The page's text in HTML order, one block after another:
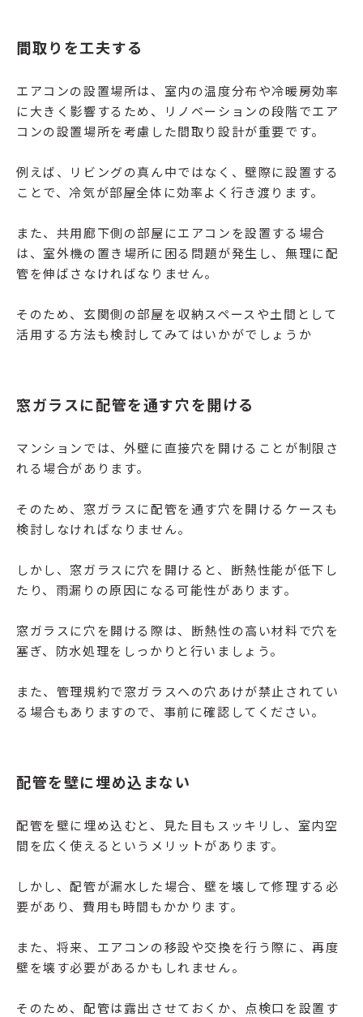
間取りを工夫する
エアコンの設置場所は、室内の温度分布や冷暖房効率
に大きく影響するため、リノベーションの段階でエア
コンの設置場所を考慮した間取り設計が重要です。
例えば、リビングの真ん中ではなく、壁際に設置する
ことで、冷気が部屋全体に効率よく行き渡ります。
また、共用廊下側の部屋にエアコンを設置する場合
は、室外機の置き場所に困る問題が発生し、無理に配
管を伸ばさなければなりません。
そのため、玄関側の部屋を収納スペースや土間として
活用する方法も検討してみてはいかがでしょうか
窓ガラスに配管を通す穴を開ける
マンションでは、外壁に直接穴を開けることが制限さ
れる場合があります。
そのため、窓ガラスに配管を通す穴を開けるケースも
検討しなければなりません。
しかし、窓ガラスに穴を開けると、断熱性能が低下し
たり、雨漏りの原因になる可能性があります。
窓ガラスに穴を開ける際は、断熱性の高い材料で穴を
塞ぎ、防水処理をしっかりと行いましょう。
また、管理規約で窓ガラスへの穴あけが禁止されてい
る場合もありますので、事前に確認してください。
配管を壁に埋め込まない
配管を壁に埋め込むと、見た目もスッキリし、室内空
間を広く使えるというメリットがあります。
しかし、配管が漏水した場合、壁を壊して修理する必
要があり、費用も時間もかかります。
また、将来、エアコンの移設や交換を行う際に、再度
壁を壊す必要があるかもしれません。
そのため、配管は露出させておくか、点検口を設置す